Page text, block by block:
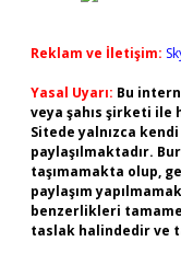
Reklam ve İletişim:
Yasal Uyarı: Bu
veya şahıs şirketi ile
Sitede yalnızca
paylaşılmaktadır.
taşımamakta olup,
paylaşım
benzerlikleri
taslak halindedir ve